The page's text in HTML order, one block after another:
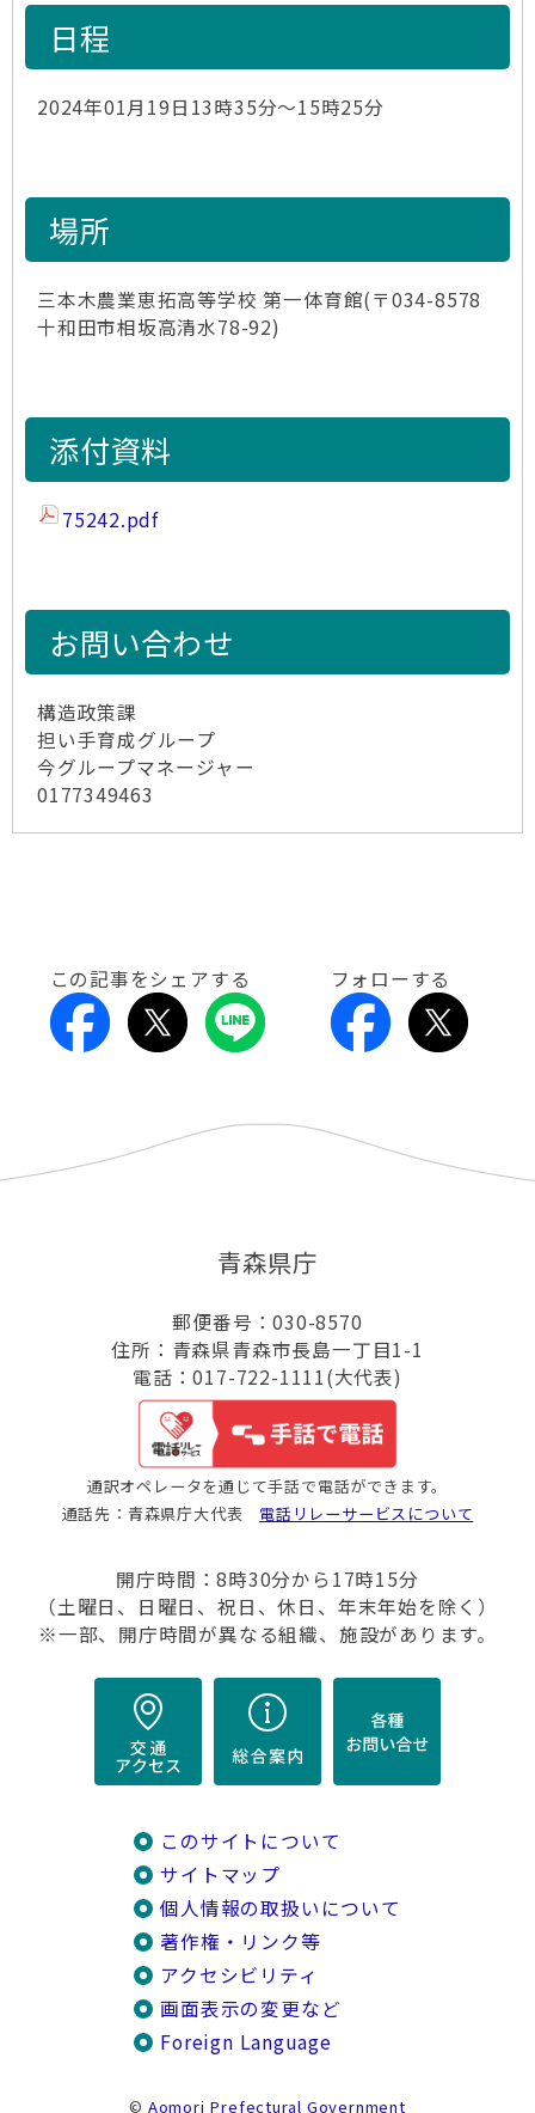
日程
2024年01月19日13時35分～15時25分
場所
三本木農業恵拓高等学校 第一体育館(〒034-8578
十和田市相坂高清水78-92)
添付資料
75242.pdf
お問い合わせ
構造政策課
担い手育成グループ
今グループマネージャー
0177349463
この記事をシェアする フォローする
青森県庁
郵便番号：030-8570
住所：青森県青森市長島一丁目1-1
電話：017-722-1111(大代表)
通訳オペレータを通じて手話で電話ができます。
通話先：青森県庁大代表 電話リレーサービスについて
開庁時間：8時30分から17時15分
（土曜日、日曜日、祝日、休日、年末年始を除く）
※一部、開庁時間が異なる組織、施設があります。
このサイトについて
サイトマップ
個人情報の取扱いについて
著作権・リンク等
アクセシビリティ
画面表示の変更など
Foreign Language
© Aomori Prefectural Government